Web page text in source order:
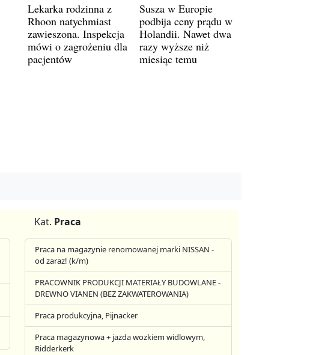
Lekarka rodzinna z
Rhoon natychmiast
zawieszona. Inspekcja
mówi o zagrożeniu dla
pacjentów
Susza w Europie
podbija ceny prądu w
Holandii. Nawet dwa
razy wyższe niż
miesiąc temu
Kat. Praca
Praca na magazynie renomowanej marki NISSAN -
od zaraz! (k/m)
PRACOWNIK PRODUKCJI MATERIAŁY BUDOWLANE -
DREWNO VIANEN (BEZ ZAKWATEROWANIA)
Praca produkcyjna, Pijnacker
Praca magazynowa + jazda wozkiem widlowym,
Ridderkerk